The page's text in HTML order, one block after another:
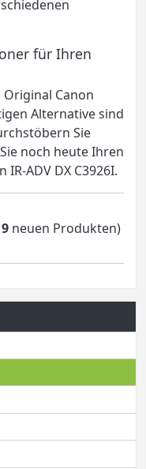
für Ihren
Original Canon
Alternative sind
Sie
noch heute Ihren
ADV DX C3926I.
9 neuen Produkten)